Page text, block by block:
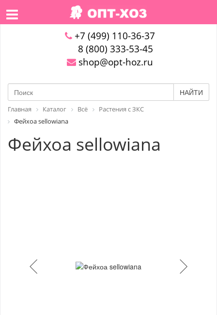
+7 (499) 110-36-37
8 (800) 333-53-45
shop@opt-hoz.ru
НАЙТИ
Главная Каталог Всё
Растения с ЗКС
Фейхоа sellowiana
Фейхоа sellowiana